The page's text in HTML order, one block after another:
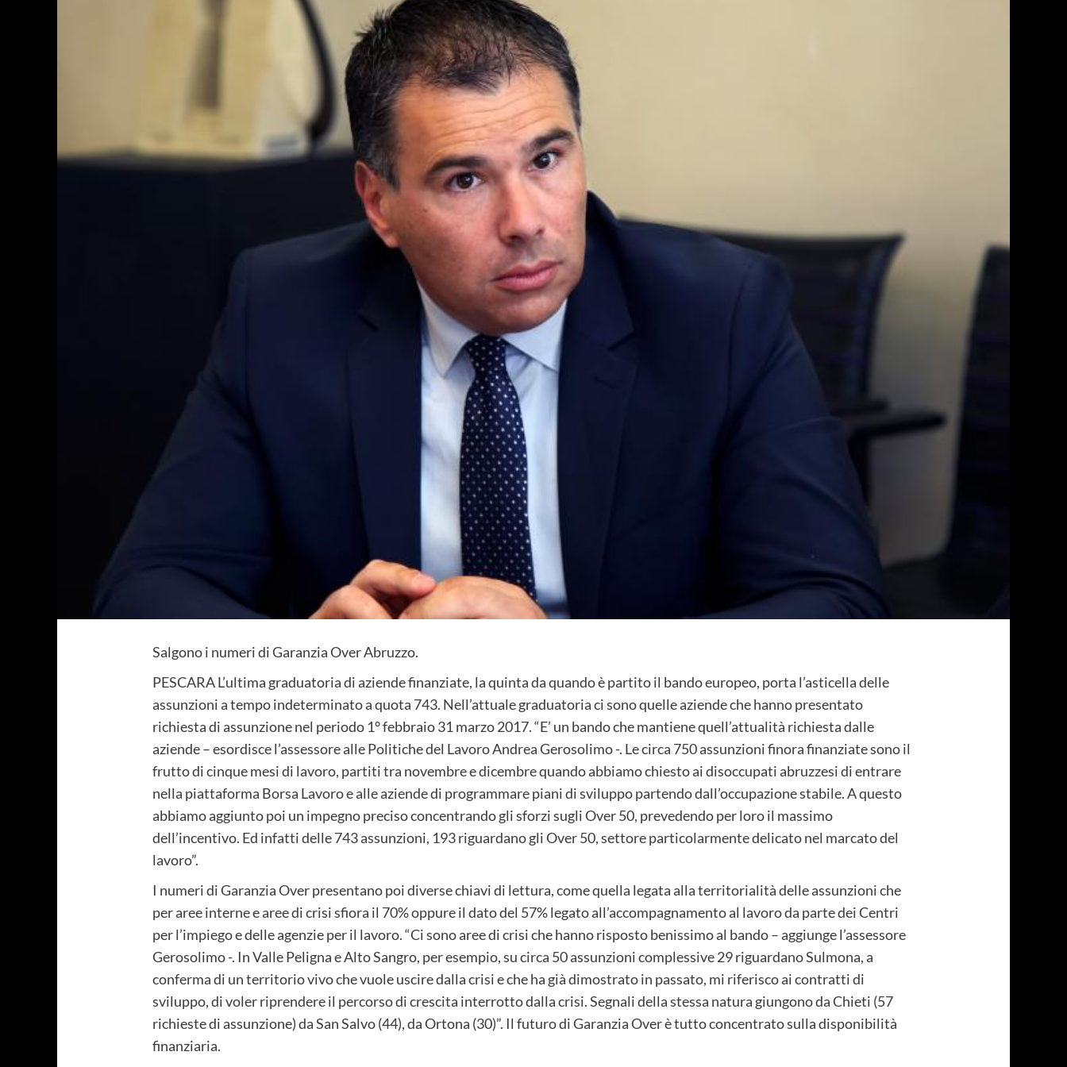
Salgono i numeri di Garanzia Over Abruzzo.
PESCARA L’ultima graduatoria di aziende finanziate, la quinta da quando è partito il bando europeo, porta l’asticella delle
assunzioni a tempo indeterminato a quota 743. Nell’attuale graduatoria ci sono quelle aziende che hanno presentato
richiesta di assunzione nel periodo 1° febbraio 31 marzo 2017. “E’ un bando che mantiene quell’attualità richiesta dalle
aziende – esordisce l’assessore alle Politiche del Lavoro Andrea Gerosolimo -. Le circa 750 assunzioni finora finanziate sono il
frutto di cinque mesi di lavoro, partiti tra novembre e dicembre quando abbiamo chiesto ai disoccupati abruzzesi di entrare
nella piattaforma Borsa Lavoro e alle aziende di programmare piani di sviluppo partendo dall’occupazione stabile. A questo
abbiamo aggiunto poi un impegno preciso concentrando gli sforzi sugli Over 50, prevedendo per loro il massimo
dell’incentivo. Ed infatti delle 743 assunzioni, 193 riguardano gli Over 50, settore particolarmente delicato nel marcato del
lavoro”.
I numeri di Garanzia Over presentano poi diverse chiavi di lettura, come quella legata alla territorialità delle assunzioni che
per aree interne e aree di crisi sfiora il 70% oppure il dato del 57% legato all’accompagnamento al lavoro da parte dei Centri
per l’impiego e delle agenzie per il lavoro. “Ci sono aree di crisi che hanno risposto benissimo al bando – aggiunge l’assessore
Gerosolimo -. In Valle Peligna e Alto Sangro, per esempio, su circa 50 assunzioni complessive 29 riguardano Sulmona, a
conferma di un territorio vivo che vuole uscire dalla crisi e che ha già dimostrato in passato, mi riferisco ai contratti di
sviluppo, di voler riprendere il percorso di crescita interrotto dalla crisi. Segnali della stessa natura giungono da Chieti (57
richieste di assunzione) da San Salvo (44), da Ortona (30)”. Il futuro di Garanzia Over è tutto concentrato sulla disponibilità
finanziaria.